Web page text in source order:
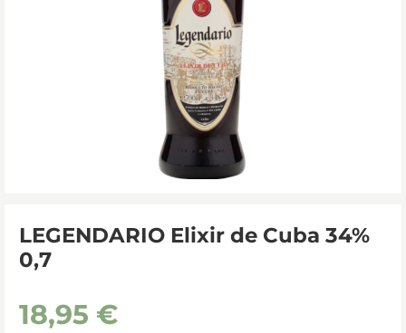
LEGENDARIO Elixir de Cuba 34%
0,7
18,95 €